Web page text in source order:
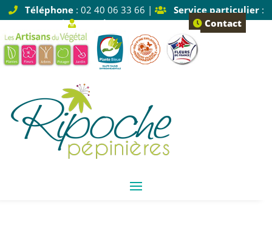
Téléphone: 02 40 06 33 66 | Service particulier:
Tapez 1 |
Service pro: Tapez 2 Contact